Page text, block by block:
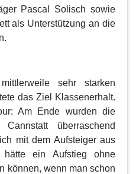
Pascal Solisch sowie
als Unterstützung an die
sehr starken
das Ziel Klassenerhalt.
Am Ende wurden die
überraschend
mit dem Aufsteiger aus
hätte ein Aufstieg ohne
können, wenn man schon